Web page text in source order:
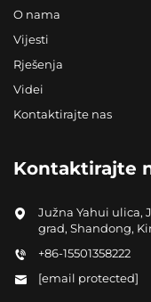
O nama
Vijesti
Rješenja
Videi
Kontaktirajte nas
Kontaktirajte
Južna Yahui ulica,
grad, Shandong,
+86-15501358222
[email protected]